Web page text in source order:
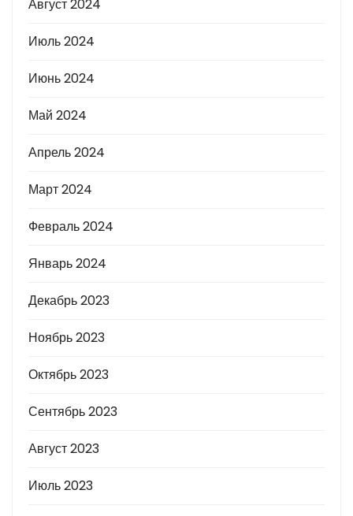
Август 2024
Июль 2024
Июнь 2024
Май 2024
Апрель 2024
Март 2024
Февраль 2024
Январь 2024
Декабрь 2023
Ноябрь 2023
Октябрь 2023
Сентябрь 2023
Август 2023
Июль 2023